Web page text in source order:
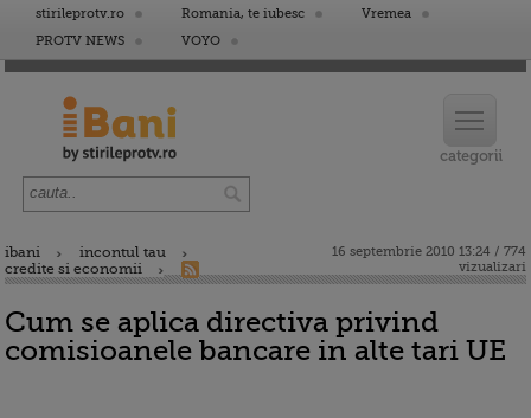
stirileprotv.ro Romania, te iubesc
Vremea
PROTV NEWS
VOYO
ibani
incontul tau
credite si economii
16 septembrie 2010 13:24 / 774
vizualizari
Cum se aplica directiva privind
comisioanele bancare in alte tari UE